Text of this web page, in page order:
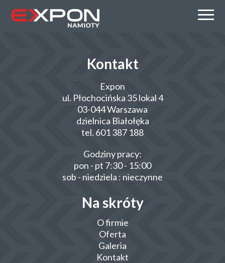
Kontakt
Expon
ul. Płochocińska 35 lokal 4
03-044 Warszawa
dzielnica Białołęka
tel. 601 387 188
Godziny pracy:
pon - pt 7:30 - 15:00
sob - niedziela : nieczynne
Na skróty
O firmie
Oferta
Galeria
Kontakt